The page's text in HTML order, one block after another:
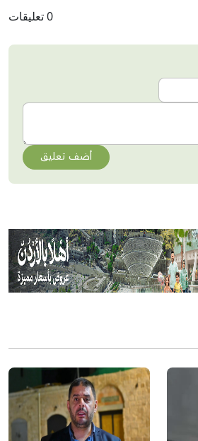
0 تعليقات
أضف تعليق